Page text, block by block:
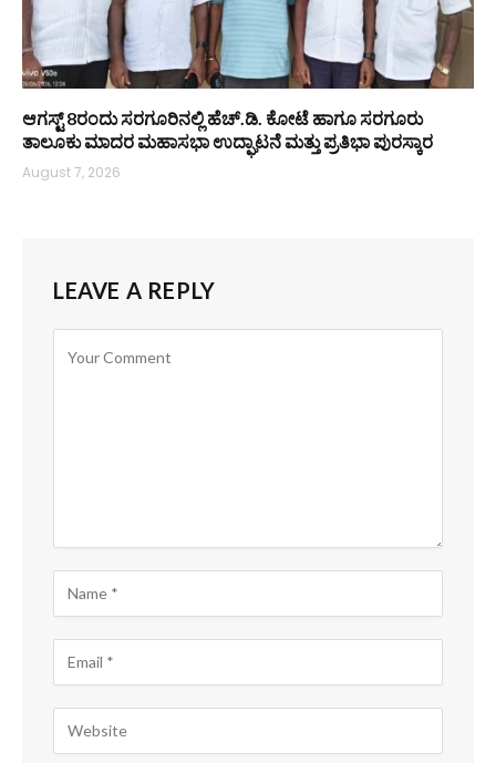
ಆಗಸ್ಟ್ 8ರಂದು ಸರಗೂರಿನಲ್ಲಿ ಹೆಚ್.ಡಿ. ಕೋಟೆ ಹಾಗೂ ಸರಗೂರು
ತಾಲೂಕು ಮಾದರ ಮಹಾಸಭಾ ಉದ್ಘಾಟನೆ ಮತ್ತು ಪ್ರತಿಭಾ ಪುರಸ್ಕಾರ
August 7, 2026
LEAVE A REPLY